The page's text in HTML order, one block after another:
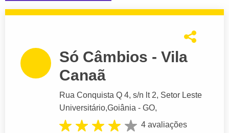
Só Câmbios - Vila
Canaã
Rua Conquista Q 4, s/n lt 2, Setor Leste
Universitário,Goiânia - GO,
4 avaliações